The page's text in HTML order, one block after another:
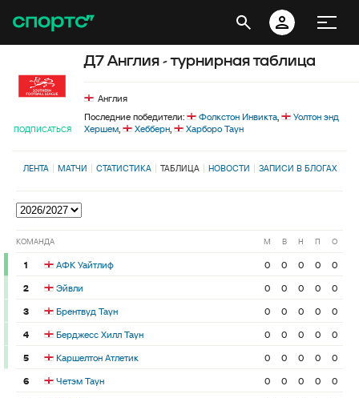
ПОДПИСАТЬСЯ
Д7 Англия - турнирная таблица
Англия
Последние победители:
Фолкстон Инвикта,
Уолтон энд
Хершем, Хебберн, Харборо Таун
ЛЕНТА МАТЧИ СТАТИСТИКА ТАБЛИЦА НОВОСТИ ЗАПИСИ В БЛОГАХ
КОМАНДА М В Н П О
1 АФК Уайтлиф 0 0 0 0
0
2
Эйвли 0 0 0 0
0
3
Брентвуд Таун 0 0 0 0
0
4
Берджесс Хилл Таун 0 0 0 0
0
5
Каршелтон Атлетик 0 0 0 0
0
6
Четэм Таун 0 0 0 0
0